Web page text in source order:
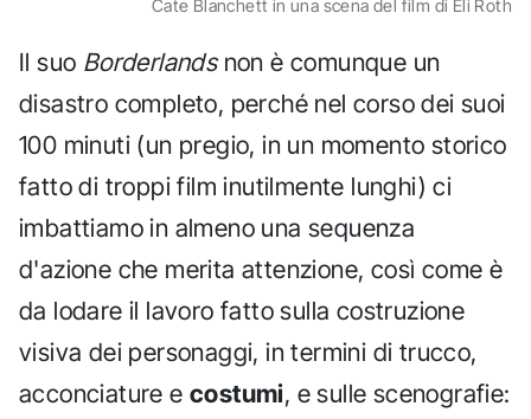
Cate Blanchett in una scena del film di Eli Roth
Il suo Borderlandsnon è comunque un
disastro completo, perché nel corso dei suoi
100 minuti (un pregio, in un momento storico
fatto di troppi film inutilmente lunghi) ci
imbattiamo in almeno una sequenza
d'azione che merita attenzione, così come è
da lodare il lavoro fatto sulla costruzione
visiva dei personaggi, in termini di trucco,
acconciature e costumi, e sulle scenografie: